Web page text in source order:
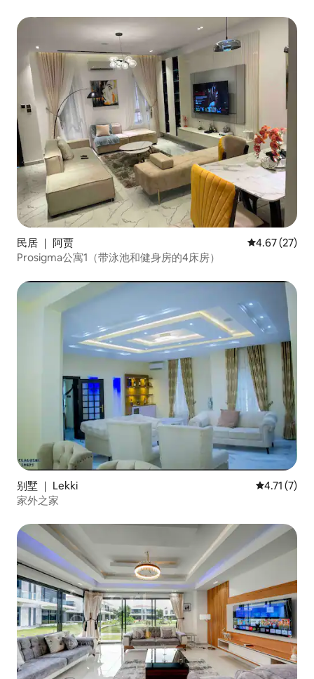
民居 ｜ 阿贾 平均评分
4.67 (27)
Prosigma公寓1（带泳池和健身房的4床房）
别墅 ｜ Lekki 平均评分
4.71 (7)
家外之家